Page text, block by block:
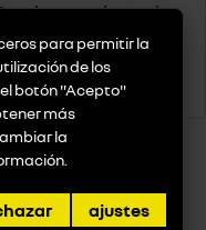
procedente de
vehículos del propio
concesionario y del
fabricante.
para permitir la
de los
botón "Acepto"
más
la
ajustes